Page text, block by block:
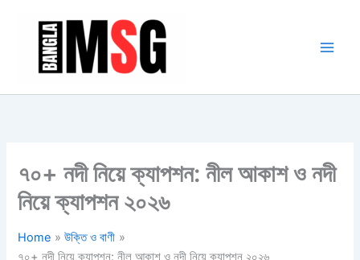
৭০+ নদী নিয়ে ক্যাপশন: নীল আকাশ ও নদী
নিয়ে ক্যাপশন ২০২৬
Home
উক্তি ও বাণী
৭০+ নদী নিয়ে ক্যাপশন: নীল আকাশ ও নদী নিয়ে ক্যাপশন ২০২৬